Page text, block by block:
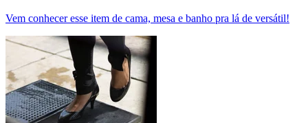
Vem conhecer esse item de cama, mesa e banho pra lá de versátil!